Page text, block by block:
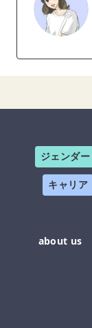
ジェンダー
キャリア
about us